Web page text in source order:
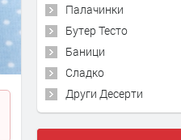
Палачинки
Бутер Тесто
Баници
Сладко
Други Десерти